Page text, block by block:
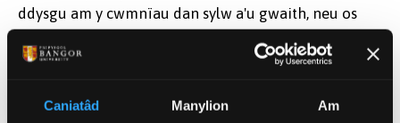
Caniatâd Manylion Am
ddysgu am y cwmnïau dan sylw a'u gwaith, neu os
eich hun, ewch draw i www.agritech.cymru heddiw!